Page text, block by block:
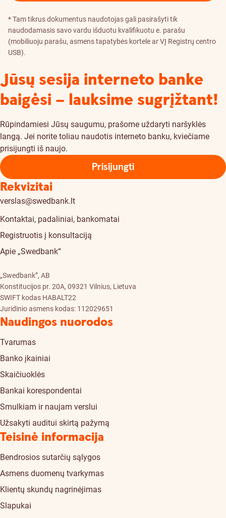
* Tam tikrus dokumentus naudotojas gali pasirašyti tik
naudodamasis savo vardu išduotu kvalifikuotu e. parašu
(mobiliuoju parašu, asmens tapatybės kortele ar VĮ Registrų centro
USB).
Jūsų sesija interneto banke
baigėsi – lauksime sugrįžtant!
Rūpindamiesi Jūsų saugumu, prašome uždaryti naršyklės
langą. Jei norite toliau naudotis interneto banku, kviečiame
prisijungti iš naujo.
Prisijungti
Rekvizitai
verslas@swedbank.lt
Kontaktai, padaliniai, bankomatai
Registruotis į konsultaciją
Apie „Swedbank“
„Swedbank”, AB
Konstitucijos pr. 20A, 09321 Vilnius, Lietuva
SWIFT kodas HABALT22
Juridinio asmens kodas: 112029651
Naudingos nuorodos
Tvarumas
Banko įkainiai
Skaičiuoklės
Bankai korespondentai
Smulkiam ir naujam verslui
Užsakyti auditui skirtą pažymą
Teisinė informacija
Bendrosios sutarčių sąlygos
Asmens duomenų tvarkymas
Klientų skundų nagrinėjimas
Slapukai